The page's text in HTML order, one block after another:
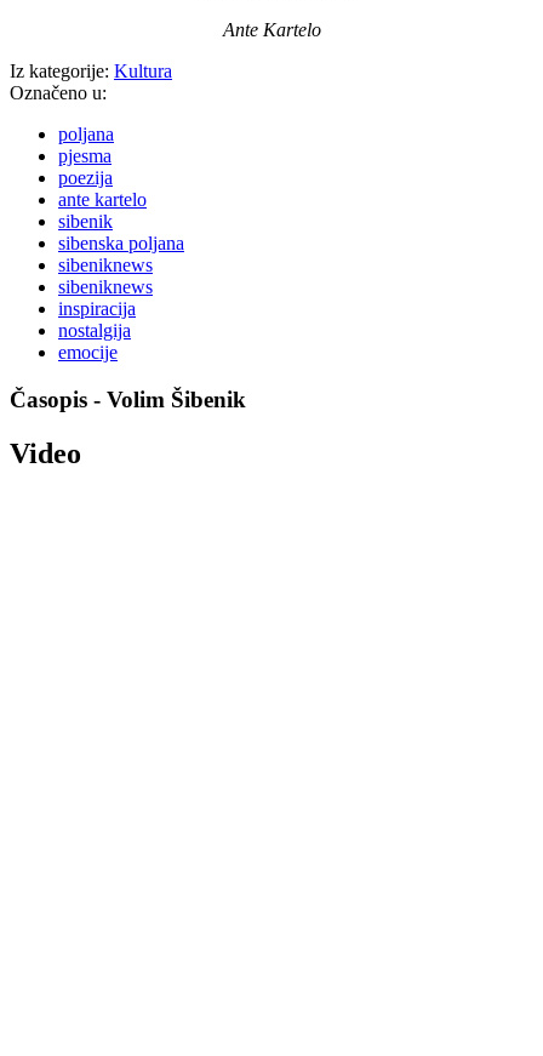
Ante Kartelo
Iz kategorije: Kultura
Označeno u:
poljana
pjesma
poezija
ante kartelo
sibenik
sibenska poljana
sibeniknews
sibeniknews
inspiracija
nostalgija
emocije
Časopis - Volim Šibenik
Video